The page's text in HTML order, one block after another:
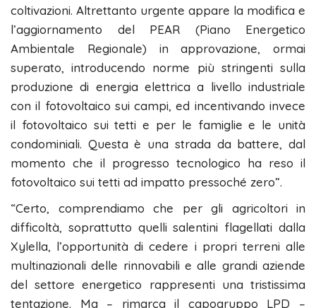
coltivazioni. Altrettanto urgente appare la modifica e
l’aggiornamento del PEAR (Piano Energetico
Ambientale Regionale) in approvazione, ormai
superato, introducendo norme più stringenti sulla
produzione di energia elettrica a livello industriale
con il fotovoltaico sui campi, ed incentivando invece
il fotovoltaico sui tetti e per le famiglie e le unità
condominiali. Questa è una strada da battere, dal
momento che il progresso tecnologico ha reso il
fotovoltaico sui tetti ad impatto pressoché zero”.
“Certo, comprendiamo che per gli agricoltori in
difficoltà, soprattutto quelli salentini flagellati dalla
Xylella, l’opportunità di cedere i propri terreni alle
multinazionali delle rinnovabili e alle grandi aziende
del settore energetico rappresenti una tristissima
tentazione. Ma – rimarca il capogruppo LPD –